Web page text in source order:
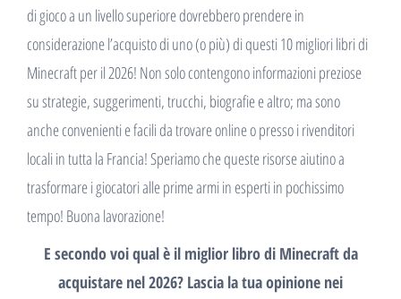
di gioco a un livello superiore dovrebbero prendere in
considerazione l’acquisto di uno (o più) di questi 10 migliori libri di
Minecraft per il 2026! Non solo contengono informazioni preziose
su strategie, suggerimenti, trucchi, biografie e altro; ma sono
anche convenienti e facili da trovare online o presso i rivenditori
locali in tutta la Francia! Speriamo che queste risorse aiutino a
trasformare i giocatori alle prime armi in esperti in pochissimo
tempo! Buona lavorazione!
E secondo voi qual è il miglior libro di Minecraft da
acquistare nel 2026? Lascia la tua opinione nei